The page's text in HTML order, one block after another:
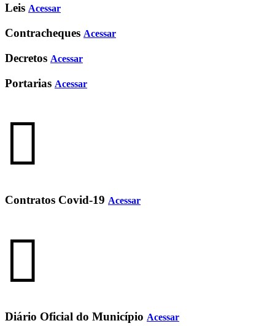
Leis Acessar
Contracheques Acessar
Decretos Acessar
Portarias Acessar
Contratos Covid-19 Acessar
Diário Oficial do Município Acessar